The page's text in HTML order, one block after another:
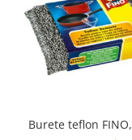
Burete teflon